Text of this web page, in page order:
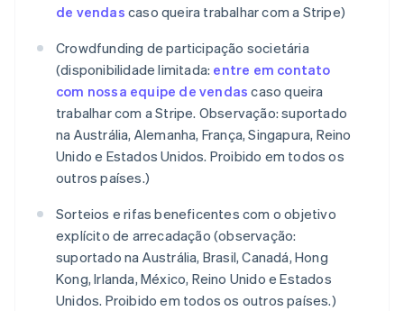
de vendas caso queira trabalhar com a Stripe)
Crowdfunding de participação societária
(disponibilidade limitada: entre em contato
com nossa equipe de vendas caso queira
trabalhar com a Stripe. Observação: suportado
na Austrália, Alemanha, França, Singapura, Reino
Unido e Estados Unidos. Proibido em todos os
outros países.)
Sorteios e rifas beneficentes com o objetivo
explícito de arrecadação (observação:
suportado na Austrália, Brasil, Canadá, Hong
Kong, Irlanda, México, Reino Unido e Estados
Unidos. Proibido em todos os outros países.)